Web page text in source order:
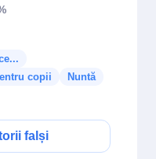
copii
Nuntă
falși